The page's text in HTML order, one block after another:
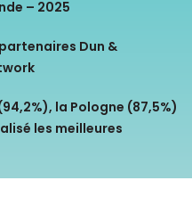
– 2025
Dun &
la Pologne (87,5%)
les meilleures